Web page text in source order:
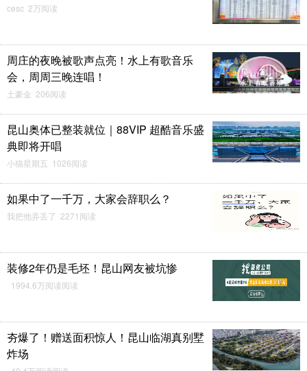
cesc 2万阅读
周庄的夜晚被歌声点亮！水上有歌音乐
会，周周三晚连唱！
土豪金 206阅读
昆山奥体已整装就位｜88VIP 超酷音乐盛
典即将开唱
小猫星期五 1026阅读
如果中了一千万，大家会辞职么？
我把他弄丢了 2271阅读
装修2年仍是毛坯！昆山网友被坑惨
1994.6万阅读阅读
夯爆了！赠送面积惊人！昆山临湖真别墅
炸场